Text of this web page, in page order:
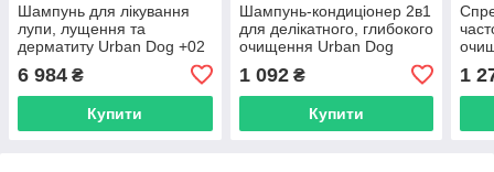
Шампунь для лікування
лупи, лущення та
дерматиту Urban Dog +02
Dermo Shampoo*, 5000 мл
(65046)
6 984 ₴
Купити
Шампунь-кондиціонер 2в1
для делікатного, глибокого
очищення Urban Dog
200 мл (60010)
1 092₴
Купити
1